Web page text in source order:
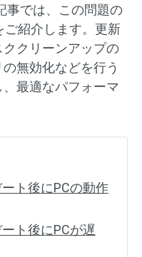
事では、この問題の
ご紹介します。更新
クリーンアップの
無効化などを行う
最適なパフォーマ
ト後にPCの動作
ト後にPCが遅